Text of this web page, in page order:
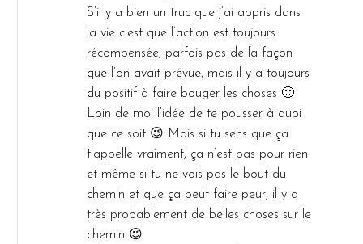
S’il y a bien un truc que j’ai appris dans
la vie c’est que l’action est toujours
récompensée, parfois pas de la façon
que l’on avait prévue, mais il y a toujours
du positif à faire bouger les choses 🙂
Loin de moi l’idée de te pousser à quoi
que ce soit 😉 Mais si tu sens que ça
t’appelle vraiment, ça n’est pas pour rien
et même si tu ne vois pas le bout du
chemin et que ça peut faire peur, il y a
très probablement de belles choses sur le
chemin 😉